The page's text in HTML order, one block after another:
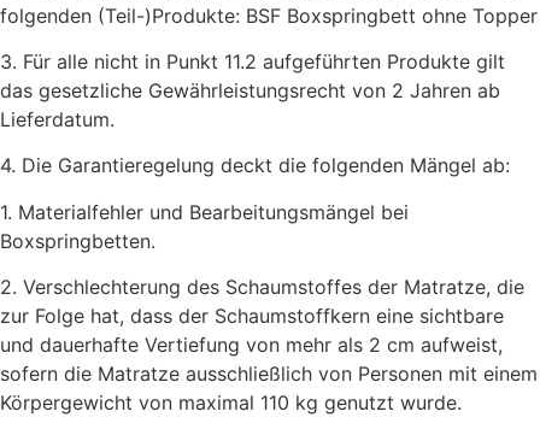
folgenden (Teil-)Produkte: BSF Boxspringbett ohne Topper
3. Für alle nicht in Punkt 11.2 aufgeführten Produkte gilt
das gesetzliche Gewährleistungsrecht von 2 Jahren ab
Lieferdatum.
4. Die Garantieregelung deckt die folgenden Mängel ab:
1. Materialfehler und Bearbeitungsmängel bei
Boxspringbetten.
2. Verschlechterung des Schaumstoffes der Matratze, die
zur Folge hat, dass der Schaumstoffkern eine sichtbare
und dauerhafte Vertiefung von mehr als 2 cm aufweist,
sofern die Matratze ausschließlich von Personen mit einem
Körpergewicht von maximal 110 kg genutzt wurde.